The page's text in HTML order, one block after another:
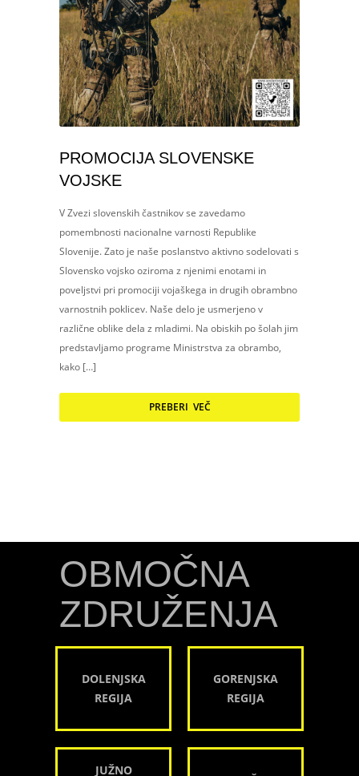
PROMOCIJA SLOVENSKE
VOJSKE
V Zvezi slovenskih častnikov se zavedamo
pomembnosti nacionalne varnosti Republike
Slovenije. Zato je naše poslanstvo aktivno sodelovati s
Slovensko vojsko oziroma z njenimi enotami in
poveljstvi pri promociji vojaškega in drugih obrambno
varnostnih poklicev. Naše delo je usmerjeno v
različne oblike dela z mladimi. Na obiskih po šolah jim
predstavljamo programe Ministrstva za obrambo,
kako […]
PREBERI VEČ
OBMOČNA
ZDRUŽENJA
DOLENJSKA
REGIJA
GORENJSKA
REGIJA
JUŽNO